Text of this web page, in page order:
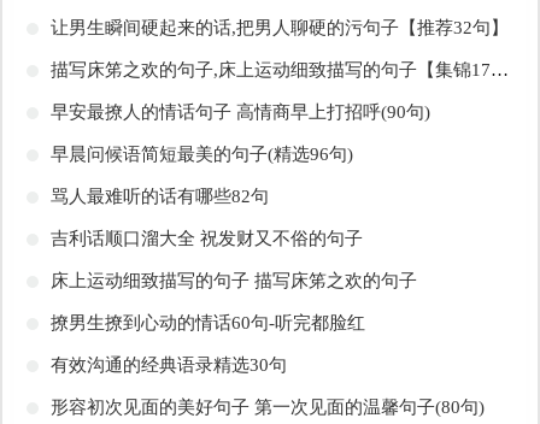
​让男生瞬间硬起来的话,把男人聊硬的污句子【推荐32句】
​描写床笫之欢的句子,床上运动细致描写的句子【集锦17句】
​早安最撩人的情话句子 高情商早上打招呼(90句)
​早晨问候语简短最美的句子(精选96句)
​骂人最难听的话有哪些82句
​吉利话顺口溜大全 祝发财又不俗的句子
​床上运动细致描写的句子 描写床笫之欢的句子
​撩男生撩到心动的情话60句-听完都脸红
​有效沟通的经典语录精选30句
​形容初次见面的美好句子 第一次见面的温馨句子(80句)